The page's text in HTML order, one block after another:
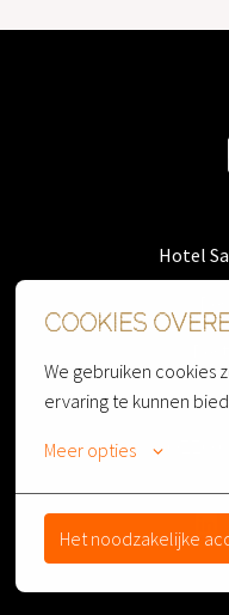
COOKIES
We gebruiken cookies
ervaring te kunnen
Meer opties
Het noodzakelijke
Hotel